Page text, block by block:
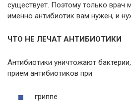
существует. Поэтому только врач
именно антибиотик вам нужен, и
ЧТО НЕ ЛЕЧАТ АНТИБИОТИКИ
Антибиотики уничтожают
прием антибиотиков при
гриппе